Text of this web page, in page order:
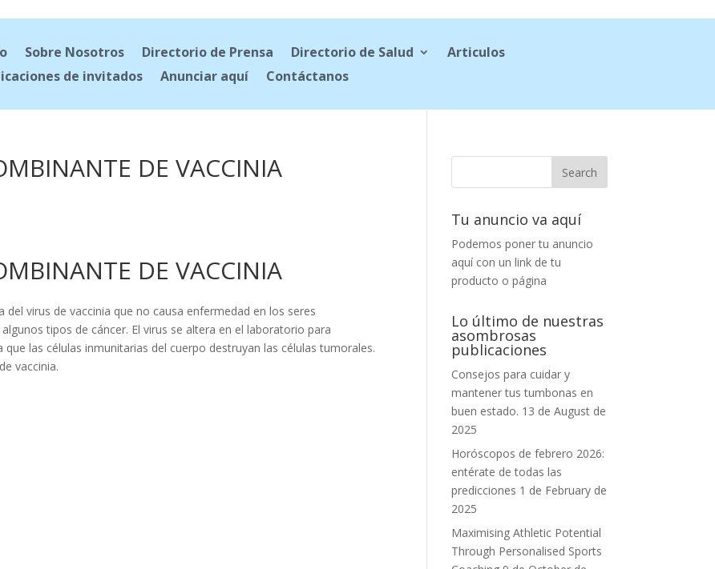
Sobre Nosotros Directorio de Prensa Directorio de Salud
Articulos
de invitados
Anunciar aquí Contáctanos
DE VACCINIA
DE VACCINIA
virus de vaccinia que no causa enfermedad en los seres
tipos de cáncer. El virus se altera en el laboratorio para
las células inmunitarias del cuerpo destruyan las células tumorales.
vaccinia.
Tu anuncio va aquí
Podemos poner tu anuncio
aquí con un link de tu
producto o página
Lo último de nuestras
asombrosas
publicaciones
Consejos para cuidar y
mantener tus tumbonas en
buen estado. 13 de August de
2025
Horóscopos de febrero 2026:
entérate de todas las
predicciones 1 de February de
2025
Maximising Athletic Potential
Through Personalised Sports